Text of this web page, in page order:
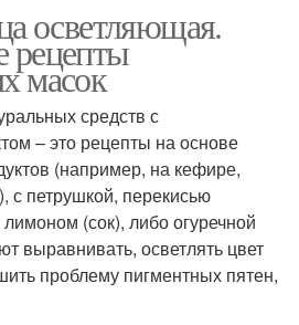
осветляющая.
масок
средств с
– это рецепты на основе
(например, на кефире,
с петрушкой, перекисью
(сок), либо огуречной
выравнивать, осветлять цвет
проблему пигментных пятен,